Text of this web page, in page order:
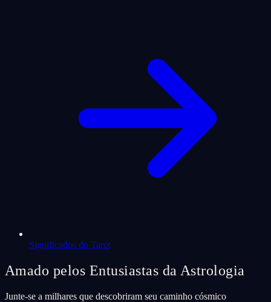
Significados do Tarot
Amado pelos Entusiastas da Astrologia
Junte-se a milhares que descobriram seu caminho cósmico